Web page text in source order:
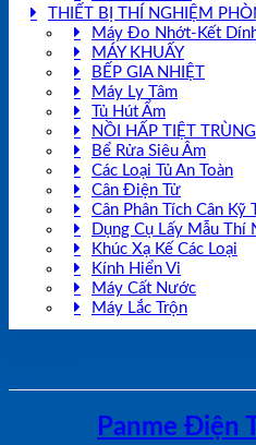
THIẾT BỊ THÍ NGHIỆM
Máy Đo Nhớt-Kết
MÁY KHUẤY
BẾP GIA NHIỆT
Máy Ly Tâm
Tủ Hút Ẩm
NỒI HẤP TIỆT TRÙNG
Bể Rửa Siêu Âm
Các Loại Tủ An Toàn
Cân Điện Tử
Cân Phân Tích Cân Kỹ
Dụng Cụ Lấy Mẫu Thí
Khúc Xạ Kế Các Loại
Kính Hiển Vi
Máy Cất Nước
Máy Lắc Trộn
Panme Điện